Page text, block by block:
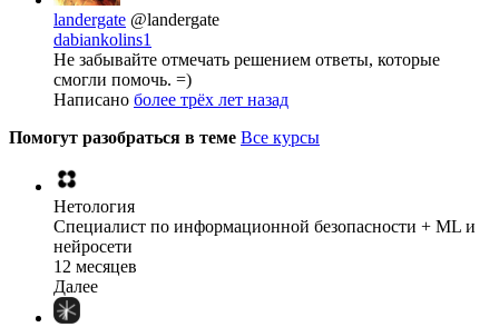
landergate @landergate
dabiankolins1
Не забывайте отмечать решением ответы, которые
смогли помочь. =)
Написано более трёх лет назад
Помогут разобраться в теме Все курсы
Нетология
Специалист по информационной безопасности + ML и
нейросети
12 месяцев
Далее